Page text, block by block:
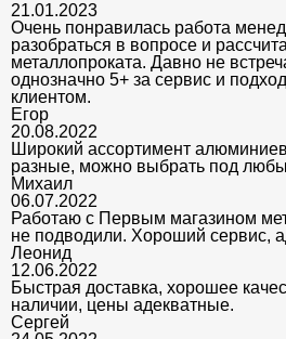
21.01.2023
Очень понравилась работа
разобраться в вопросе и
металлопроката. Давно не
однозначно 5+ за сервис и
клиентом.
Егор
20.08.2022
Широкий ассортимент
разные, можно выбрать под
Михаил
06.07.2022
Работаю с Первым магазином
не подводили. Хороший сервис,
Леонид
12.06.2022
Быстрая доставка, хорошее
наличии, цены адекватные.
Сергей